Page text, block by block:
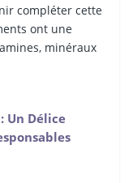
compléter cette
ont une
minéraux
Un Délice